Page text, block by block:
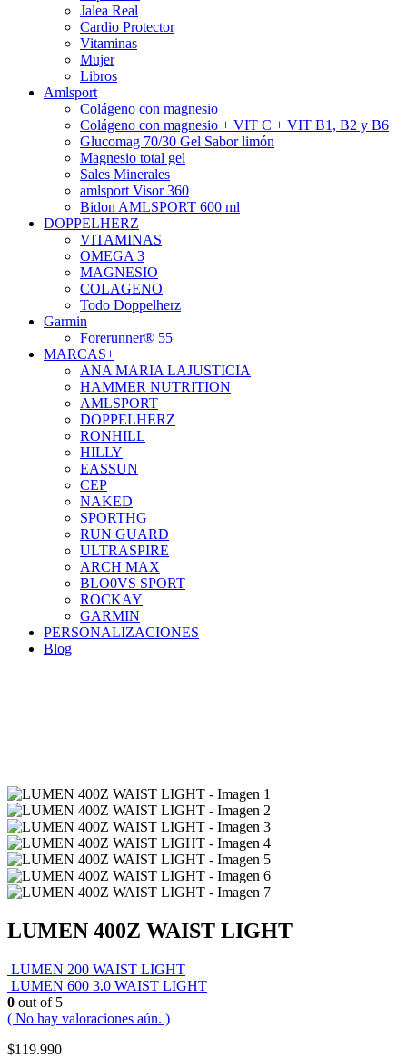
Jalea Real
Cardio Protector
Vitaminas
Mujer
Libros
Amlsport
Colágeno con magnesio
Colágeno con magnesio + VIT C + VIT B1, B2 y B6
Glucomag 70/30 Gel Sabor limón
Magnesio total gel
Sales Minerales
amlsport Visor 360
Bidon AMLSPORT 600 ml
DOPPELHERZ
VITAMINAS
OMEGA 3
MAGNESIO
COLAGENO
Todo Doppelherz
Garmin
Forerunner® 55
MARCAS+
ANA MARIA LAJUSTICIA
HAMMER NUTRITION
AMLSPORT
DOPPELHERZ
RONHILL
HILLY
EASSUN
CEP
NAKED
SPORTHG
RUN GUARD
ULTRASPIRE
ARCH MAX
BLO0VS SPORT
ROCKAY
GARMIN
PERSONALIZACIONES
Blog
LUMEN 400Z WAIST LIGHT
LUMEN 200 WAIST LIGHT
LUMEN 600 3.0 WAIST LIGHT
0 out of 5
( No hay valoraciones aún. )
$119.990